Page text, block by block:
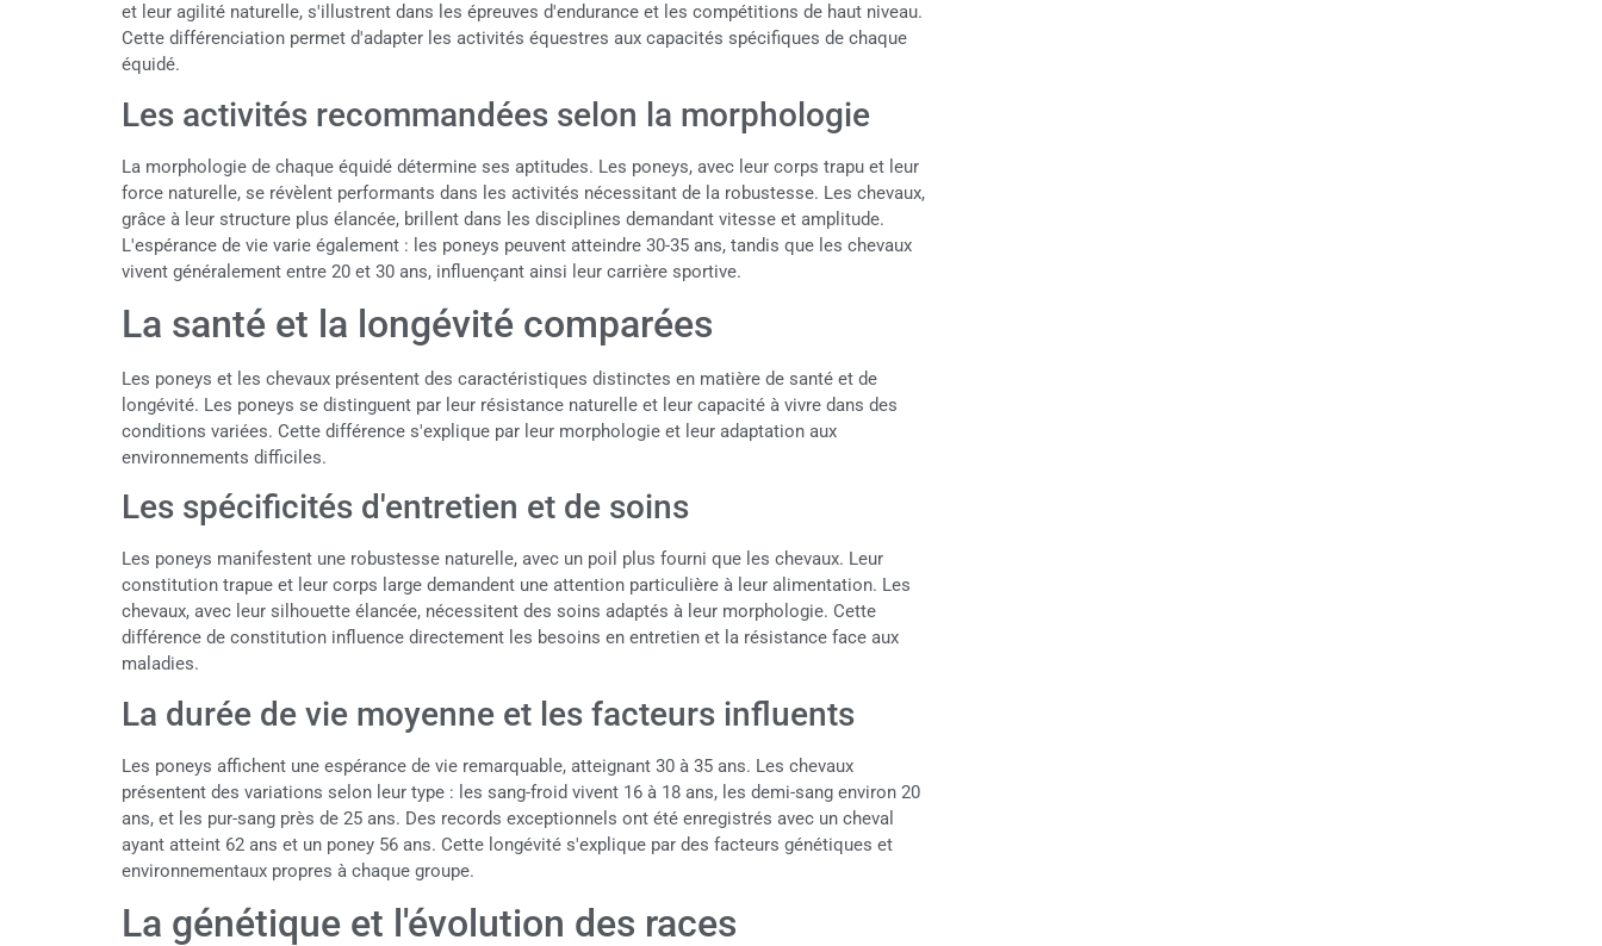
et leur agilité naturelle, s'illustrent dans les épreuves d'endurance et les compétitions de haut niveau.
Cette différenciation permet d'adapter les activités équestres aux capacités spécifiques de chaque
équidé.
Les activités recommandées selon la morphologie
La morphologie de chaque équidé détermine ses aptitudes. Les poneys, avec leur corps trapu et leur
force naturelle, se révèlent performants dans les activités nécessitant de la robustesse. Les chevaux,
grâce à leur structure plus élancée, brillent dans les disciplines demandant vitesse et amplitude.
L'espérance de vie varie également : les poneys peuvent atteindre 30-35 ans, tandis que les chevaux
vivent généralement entre 20 et 30 ans, influençant ainsi leur carrière sportive.
La santé et la longévité comparées
Les poneys et les chevaux présentent des caractéristiques distinctes en matière de santé et de
longévité. Les poneys se distinguent par leur résistance naturelle et leur capacité à vivre dans des
conditions variées. Cette différence s'explique par leur morphologie et leur adaptation aux
environnements difficiles.
Les spécificités d'entretien et de soins
Les poneys manifestent une robustesse naturelle, avec un poil plus fourni que les chevaux. Leur
constitution trapue et leur corps large demandent une attention particulière à leur alimentation. Les
chevaux, avec leur silhouette élancée, nécessitent des soins adaptés à leur morphologie. Cette
différence de constitution influence directement les besoins en entretien et la résistance face aux
maladies.
La durée de vie moyenne et les facteurs influents
Les poneys affichent une espérance de vie remarquable, atteignant 30 à 35 ans. Les chevaux
présentent des variations selon leur type : les sang-froid vivent 16 à 18 ans, les demi-sang environ 20
ans, et les pur-sang près de 25 ans. Des records exceptionnels ont été enregistrés avec un cheval
ayant atteint 62 ans et un poney 56 ans. Cette longévité s'explique par des facteurs génétiques et
environnementaux propres à chaque groupe.
La génétique et l'évolution des races